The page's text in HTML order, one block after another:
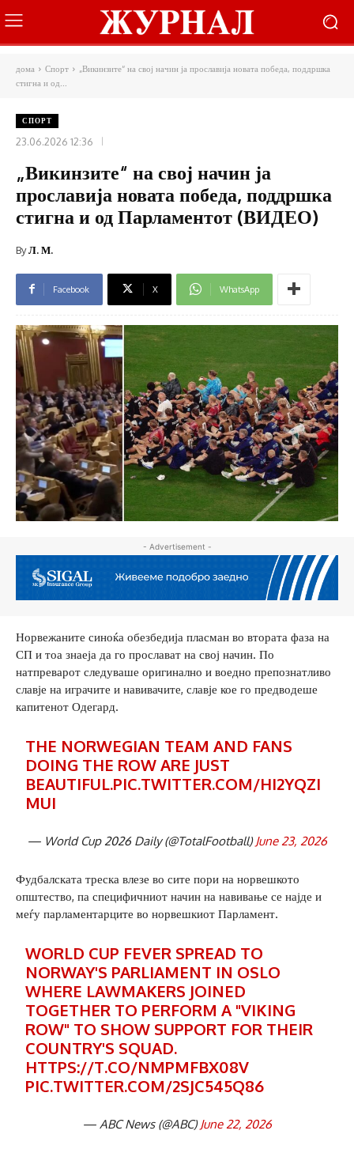
дома Спорт
„Викинзите“ на свој начин ја прославија новата победа, поддршка
стигна и од...
СПОРТ
23.06.2026 12:36
„Викинзите“ на свој начин ја
прославија новата победа, поддршка
стигна и од Парламентот (ВИДЕО)
ByЛ. М.
Facebook X WhatsApp
- Advertisement -
Норвежаните синоќа обезбедија пласман во втората фаза на
СП и тоа знаеја да го прослават на свој начин. По
натпреварот следуваше оригинално и воедно препознатливо
славје на играчите и навивачите, славје кое го предводеше
капитенот Одегард.
THE NORWEGIAN TEAM AND FANS
DOING THE ROW ARE JUST
BEAUTIFUL.PIC.TWITTER.COM/HI2YQZI
MUI
— World Cup 2026 Daily (@TotalFootball) June 23, 2026
Фудбалската треска влезе во сите пори на норвешкото
општество, па специфичниот начин на навивање се најде и
меѓу парламентарците во норвешкиот Парламент.
WORLD CUP FEVER SPREAD TO
NORWAY'S PARLIAMENT IN OSLO
WHERE LAWMAKERS JOINED
TOGETHER TO PERFORM A "VIKING
ROW" TO SHOW SUPPORT FOR THEIR
COUNTRY'S SQUAD.
HTTPS://T.CO/NMPMFBX08V
PIC.TWITTER.COM/2SJC545Q86
— ABC News (@ABC) June 22, 2026